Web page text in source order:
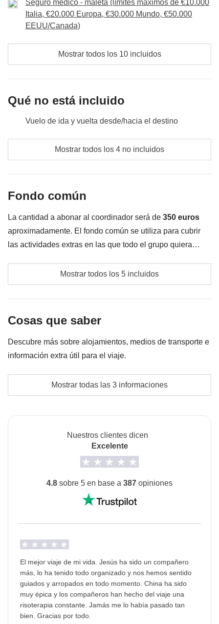
Seguro médico - maleta (límites máximos de €10.000
Italia, €20.000 Europa, €30.000 Mundo, €50.000
EEUU/Canada)
Mostrar todos los 10 incluidos
Qué no está incluido
Vuelo de ida y vuelta desde/hacia el destino
comidas y bebidas donde no estén indicadas
en tu mochila :)
Todo lo que no se menciona en la sección "Qué está
Mostrar todos los 4 no incluidos
Fondo común
La cantidad a abonar al coordinador será de 350 euros
aproximadamente. El fondo común se utiliza para cubrir
las actividades extras en las que todo el grupo quiera
anteriormente; por tal motivo el monto puede variar y
puede ser necesario implementarlo más, en todo caso se
devolverá la diferencia no utilizada.
Transporte local.
Guías locales opcionales no mencionados en las
inclusiones del paquete
Fondo común del coordinador.
Las actividades y extras que todos los participantes
han acordado realizar, junto con la parte
proveedores locales ajenos a WeRoad (terceros) y se
su gestión ni asume responsabilidad alguna
Mostrar todos los 5 incluidos
Cosas que saber
Descubre más sobre alojamientos, medios de transporte e
información extra útil para el viaje.
Alojamiento
nacional regular.
Furgoneta privada con conductor y guía local durante
las actividades incluidas: máximo 2 horas de
Respecto a los trayectos en tren, éstos corresponden
apróximadamente. Trayectos en tren:
1.Beijing - Pingyao
2.Pingyao- Xi An
3.Xi’an-Chengdu
4.Chengdu-Chongqing
5:Chongqing -Zhangjiajie
Mostrar todas las 3 informaciones
Nuestros clientes dicen
Excelente
4.8 sobre 5 en base a 387 opiniones
El mejor viaje de mi vida. Jesús ha sido un compañero
más, lo ha tenido todo organizado y nos hemos sentido
guiados y arropados en todo momento. China ha sido
muy épica y los compañeros han hecho del viaje una
risoterapia constante. Jamás me lo había pasado tan
bien. Gracias por todo.